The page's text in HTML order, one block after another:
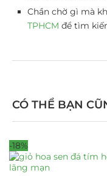
Chần chờ gì mà
TPHCM để tìm
CÓ THỂ BẠN
-18%